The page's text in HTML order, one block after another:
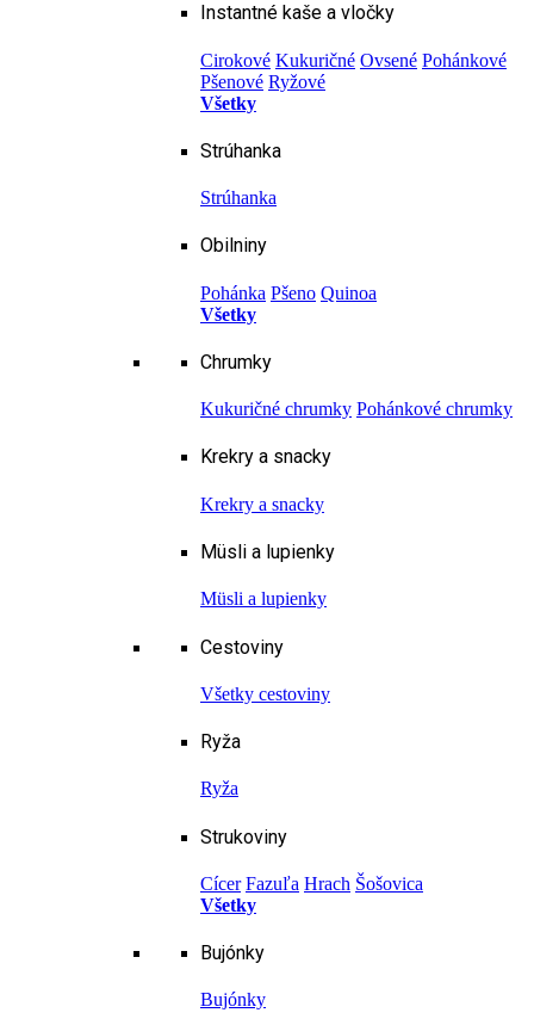
Instantné kaše a vločky
Cirokové Kukuričné Ovsené Pohánkové
Pšenové Ryžové
Všetky
Strúhanka
Strúhanka
Obilniny
Pohánka Pšeno Quinoa
Všetky
Chrumky
Kukuričné chrumky Pohánkové chrumky
Krekry a snacky
Krekry a snacky
Müsli a lupienky
Müsli a lupienky
Cestoviny
Všetky cestoviny
Ryža
Ryža
Strukoviny
Cícer Fazuľa Hrach Šošovica
Všetky
Bujónky
Bujónky